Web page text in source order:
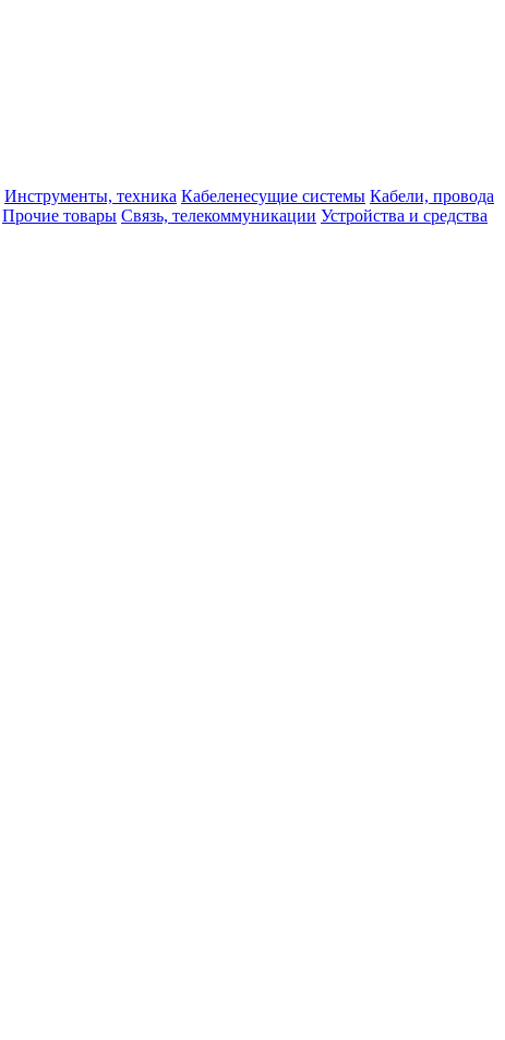
Инструменты, техника Кабеленесущие системы Кабели, провода
Прочие товары Связь, телекоммуникации Устройства и средства